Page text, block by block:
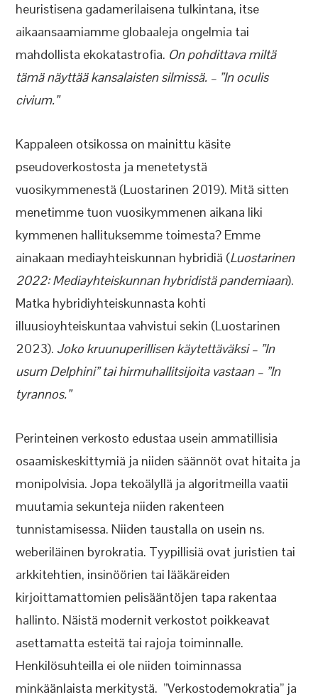
heuristisena gadamerilaisena tulkintana, itse
aikaansaamiamme globaaleja ongelmia tai
mahdollista ekokatastrofia. On pohdittava miltä
tämä näyttää kansalaisten silmissä. – ”In oculis
civium.”
Kappaleen otsikossa on mainittu käsite
pseudoverkostosta ja menetetystä
vuosikymmenestä (Luostarinen 2019). Mitä sitten
menetimme tuon vuosikymmenen aikana liki
kymmenen hallituksemme toimesta? Emme
ainakaan mediayhteiskunnan hybridiä (Luostarinen
2022: Mediayhteiskunnan hybridistä pandemiaan).
Matka hybridiyhteiskunnasta kohti
illuusioyhteiskuntaa vahvistui sekin (Luostarinen
2023). Joko kruunuperillisen käytettäväksi – ”In
usum Delphini” tai hirmuhallitsijoita vastaan – ”In
tyrannos.”
Perinteinen verkosto edustaa usein ammatillisia
osaamiskeskittymiä ja niiden säännöt ovat hitaita ja
monipolvisia. Jopa tekoälyllä ja algoritmeilla vaatii
muutamia sekunteja niiden rakenteen
tunnistamisessa. Niiden taustalla on usein ns.
weberiläinen byrokratia. Tyypillisiä ovat juristien tai
arkkitehtien, insinöörien tai lääkäreiden
kirjoittamattomien pelisääntöjen tapa rakentaa
hallinto. Näistä modernit verkostot poikkeavat
asettamatta esteitä tai rajoja toiminnalle.
Henkilösuhteilla ei ole niiden toiminnassa
minkäänlaista merkitystä. ”Verkostodemokratia” ja